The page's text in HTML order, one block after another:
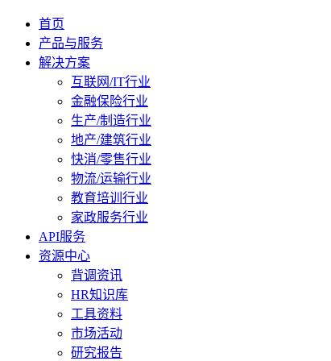
首页
产品与服务
解决方案
互联网/IT行业
金融保险行业
生产/制造行业
地产/建筑行业
快消/零售行业
物流/运输行业
教育培训行业
家政服务行业
API服务
资源中心
背调资讯
HR知识库
工具资料
市场活动
研究报告